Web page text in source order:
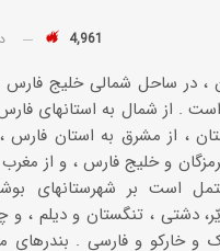
4,961
. از شمال به استانهای
، از مشرق به استان فارس
و خلیج فارس ، و از
است بر شهرستانهای
دشتی ، تنگستان و دیلم ، و
و خارکو و فارسی . بندرهای